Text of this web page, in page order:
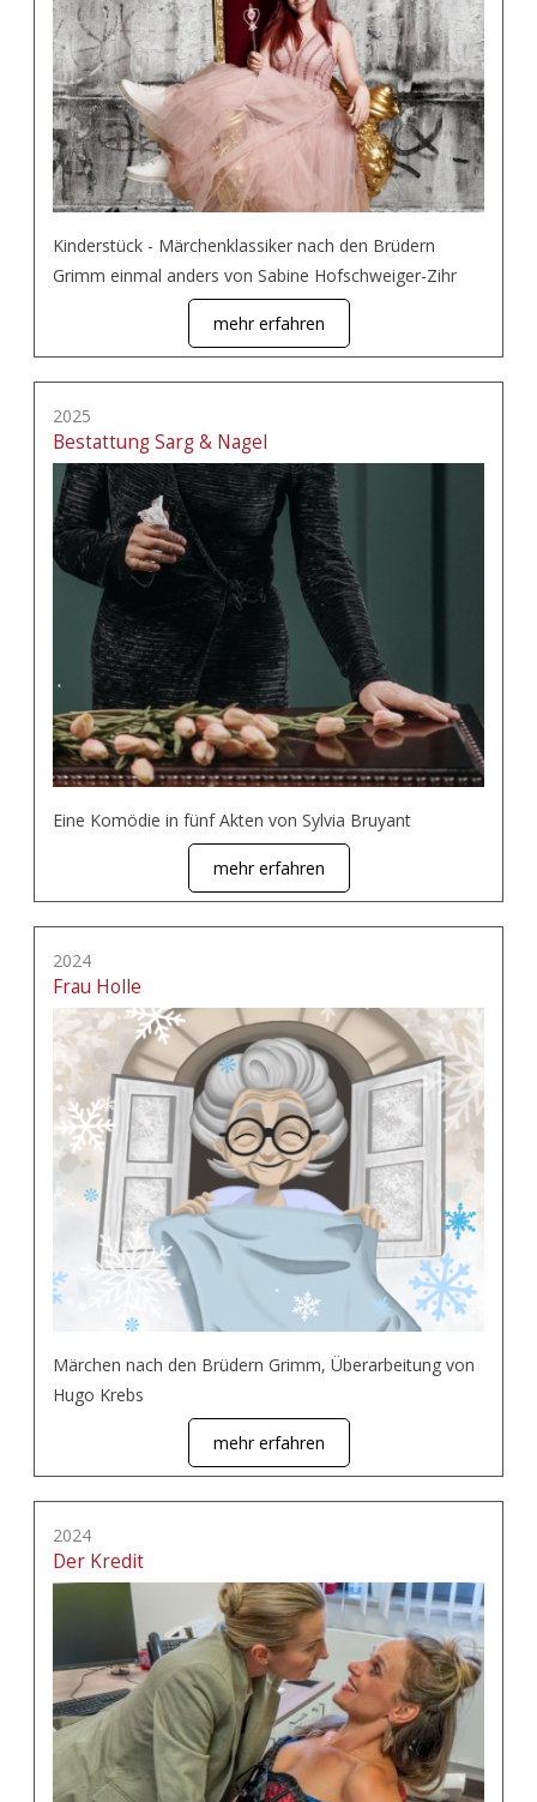
Kinderstück - Märchenklassiker nach den Brüdern
Grimm einmal anders von Sabine Hofschweiger-Zihr
mehr erfahren
2025
Bestattung Sarg & Nagel
Eine Komödie in fünf Akten von Sylvia Bruyant
mehr erfahren
2024
Frau Holle
Märchen nach den Brüdern Grimm, Überarbeitung von
Hugo Krebs
mehr erfahren
2024
Der Kredit